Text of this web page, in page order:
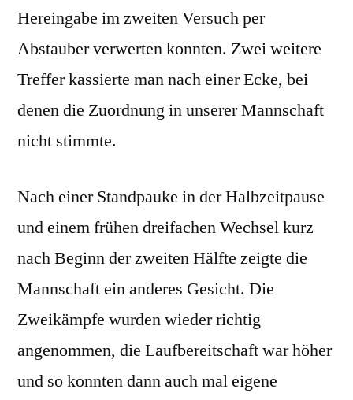
Hereingabe im zweiten Versuch per
Abstauber verwerten konnten. Zwei weitere
Treffer kassierte man nach einer Ecke, bei
denen die Zuordnung in unserer Mannschaft
nicht stimmte.
Nach einer Standpauke in der Halbzeitpause
und einem frühen dreifachen Wechsel kurz
nach Beginn der zweiten Hälfte zeigte die
Mannschaft ein anderes Gesicht. Die
Zweikämpfe wurden wieder richtig
angenommen, die Laufbereitschaft war höher
und so konnten dann auch mal eigene